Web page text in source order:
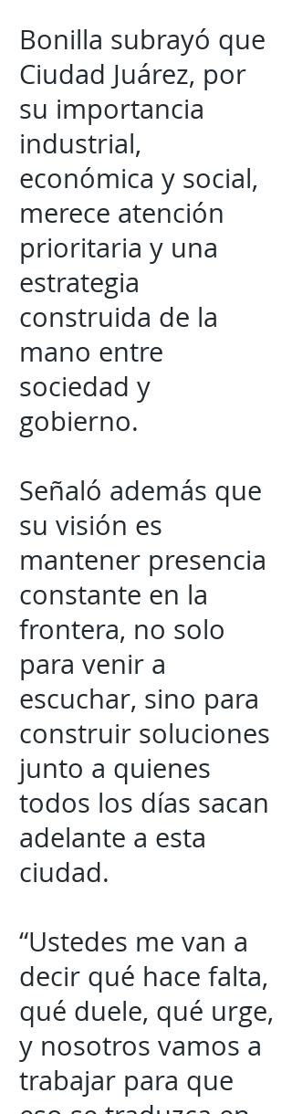
Bonilla subrayó que
Ciudad Juárez, por
su importancia
industrial,
económica y social,
merece atención
prioritaria y una
estrategia
construida de la
mano entre
sociedad y
gobierno.
Señaló además que
su visión es
mantener presencia
constante en la
frontera, no solo
para venir a
escuchar, sino para
construir soluciones
junto a quienes
todos los días sacan
adelante a esta
ciudad.
“Ustedes me van a
decir qué hace falta,
qué duele, qué urge,
y nosotros vamos a
trabajar para que